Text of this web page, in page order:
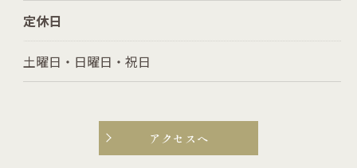
定休日
土曜日・日曜日・祝日
アクセスへ